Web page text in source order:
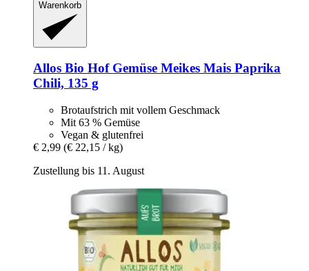
Warenkorb
Allos Bio Hof Gemüse Meikes Mais Paprika
Chili, 135 g
Brotaufstrich mit vollem Geschmack
Mit 63 % Gemüse
Vegan & glutenfrei
€ 2,99 (€ 22,15 / kg)
Zustellung bis 11. August